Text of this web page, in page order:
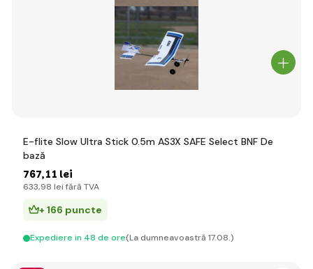
E-flite Slow Ultra Stick 0.5m AS3X SAFE Select BNF De
bază
767,11 lei
633,98 lei fără TVA
+ 166 puncte
Expediere in 48 de ore(La dumneavoastră 17.08.)